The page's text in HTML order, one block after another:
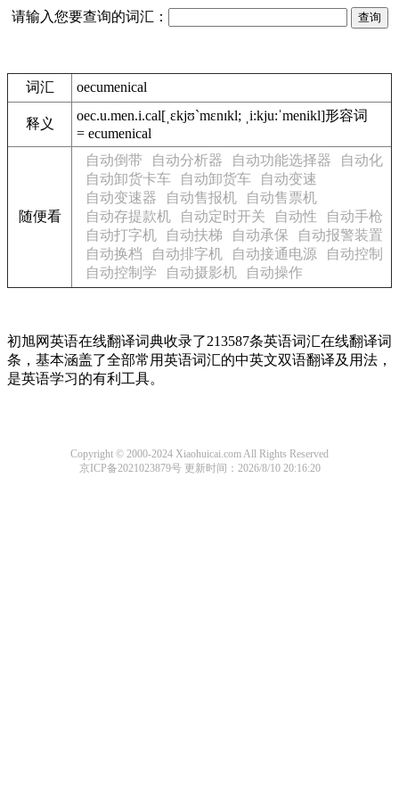
请输入您要查询的词汇：
词汇 oecumenical
释义
oec.u.men.i.cal[ˌɛkjʊ`mɛnɪkl; ˌi:kju:ˈmenikl]形容词
= ecumenical
随便看
自动倒带 自动分析器 自动功能选择器
自动化
自动卸货卡车
自动卸货车
自动变速
自动变速器
自动售报机
自动售票机
自动存提款机
自动定时开关 自动性
自动手枪
自动打字机
自动扶梯 自动承保
自动报警装置
自动换档
自动排字机 自动接通电源
自动控制
自动控制学
自动摄影机 自动操作
初旭网英语在线翻译词典收录了213587条英语词汇在线翻译词
条，基本涵盖了全部常用英语词汇的中英文双语翻译及用法，
是英语学习的有利工具。
Copyright © 2000-2024 Xiaohuicai.com All Rights Reserved
京ICP备2021023879号更新时间：2026/8/10 20:16:20